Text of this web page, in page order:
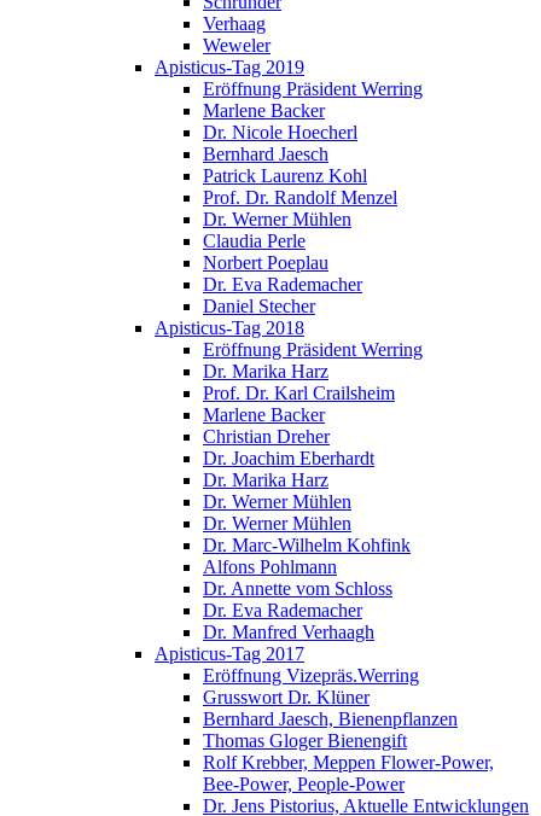
Verhaag
Weweler
Apisticus-Tag 2019
Eröffnung Präsident Werring
Marlene Backer
Dr. Nicole Hoecherl
Bernhard Jaesch
Patrick Laurenz Kohl
Prof. Dr. Randolf Menzel
Dr. Werner Mühlen
Claudia Perle
Norbert Poeplau
Dr. Eva Rademacher
Daniel Stecher
Apisticus-Tag 2018
Eröffnung Präsident Werring
Dr. Marika Harz
Prof. Dr. Karl Crailsheim
Marlene Backer
Christian Dreher
Dr. Joachim Eberhardt
Dr. Marika Harz
Dr. Werner Mühlen
Dr. Werner Mühlen
Dr. Marc-Wilhelm Kohfink
Alfons Pohlmann
Dr. Annette vom Schloss
Dr. Eva Rademacher
Dr. Manfred Verhaagh
Apisticus-Tag 2017
Eröffnung Vizepräs.Werring
Grusswort Dr. Klüner
Bernhard Jaesch, Bienenpflanzen
Thomas Gloger Bienengift
Rolf Krebber, Meppen Flower-Power,
Bee-Power, People-Power
Dr. Jens Pistorius, Aktuelle Entwicklungen